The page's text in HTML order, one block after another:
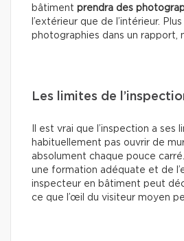
bâtiment prendra des
l’extérieur que de l’intérieur.
photographies dans un rapport,
Les limites de
Il est vrai que l’inspection a ses
habituellement pas ouvrir de
absolument chaque pouce
une formation adéquate et de
inspecteur en bâtiment peut
ce que l’œil du visiteur moyen